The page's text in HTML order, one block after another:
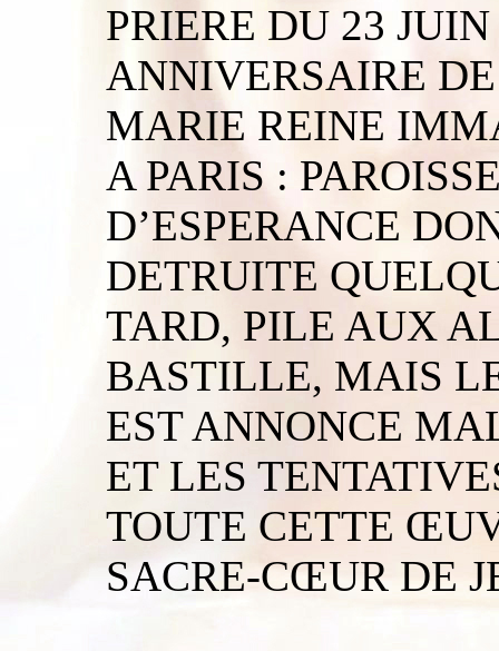
PRIERE DU 23
ANNIVERSAIRE
MARIE REINE
A PARIS :
D’ESPERANCE
DETRUITE
TARD, PILE AUX
BASTILLE, MAIS
EST ANNONCE
ET LES
TOUTE CETTE
SACRE-CŒUR DE